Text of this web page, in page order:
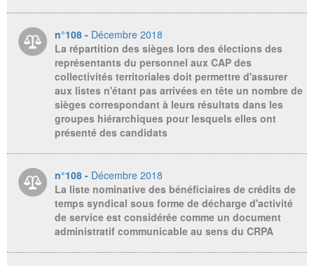
n°108 - Décembre 2018
La répartition des sièges lors des élections des
représentants du personnel aux CAP des
collectivités territoriales doit permettre d'assurer
aux listes n'étant pas arrivées en tête un nombre de
sièges correspondant à leurs résultats dans les
groupes hiérarchiques pour lesquels elles ont
présenté des candidats
n°108 - Décembre 2018
La liste nominative des bénéficiaires de crédits de
temps syndical sous forme de décharge d'activité
de service est considérée comme un document
administratif communicable au sens du CRPA